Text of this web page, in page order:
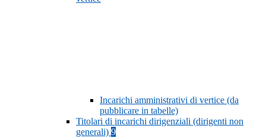
Incarichi amministrativi di vertice (da
pubblicare in tabelle)
Titolari di incarichi dirigenziali (dirigenti non
generali) 9